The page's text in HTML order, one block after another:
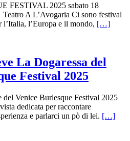
FESTIVAL 2025 sabato 18
A L’Avogaria Ci sono festival
l’Europa e il mondo, […]
La Dogaressa del
Festival 2025
del Venice Burlesque Festival 2025
dedicata per raccontare
e parlarci un pò di lei. […]